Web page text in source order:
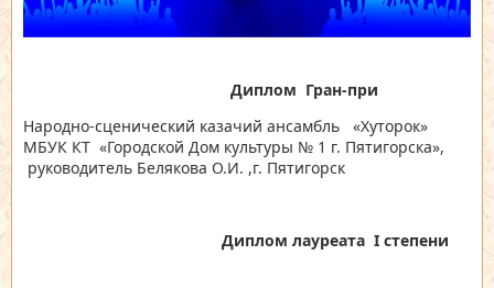
Диплом Гран-при
Народно-сценический казачий ансамбль «Хуторок»
МБУК КТ «Городской Дом культуры № 1 г. Пятигорска»,
руководитель Белякова О.И. ,г. Пятигорск
Диплом лауреата I степени